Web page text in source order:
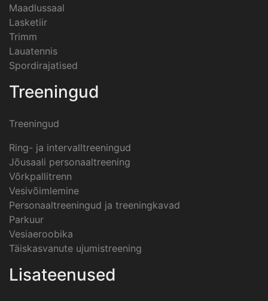
Maadlussaal
Lasketiir
Trimm
Lauatennis
Spordirajatised
Treeningud
Treeningud
Ring- ja intervalltreeningud
Jõusaali personaaltreening
Võrkpallitrenn
Vesivõimlemine
Personaaltreeningud ja treeningkavad
Parkuur
Vesiaeroobika
Täiskasvanute ujumistreening
Lisateenused